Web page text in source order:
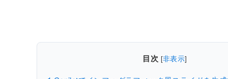
目次 [非表示]